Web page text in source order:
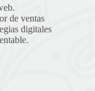
de ventas
digitales